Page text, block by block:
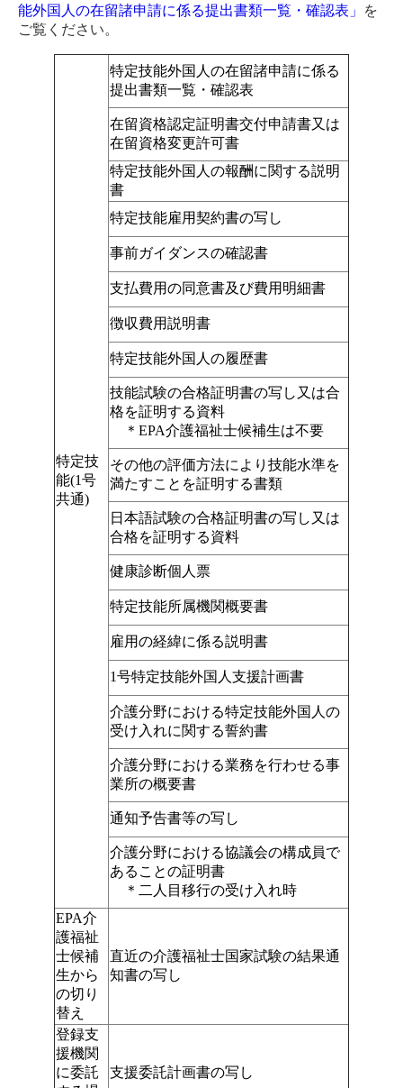
能外国人の在留諸申請に係る提出書類一覧・確認表」
を
ご覧ください。
特定技
能(1号
共通)
特定技能外国人の在留諸申請に係る
提出書類一覧・確認表
在留資格認定証明書交付申請書又は
在留資格変更許可書
特定技能外国人の報酬に関する説明
書
特定技能雇用契約書の写し
事前ガイダンスの確認書
支払費用の同意書及び費用明細書
徴収費用説明書
特定技能外国人の履歴書
技能試験の合格証明書の写し又は合
格を証明する資料
＊EPA介護福祉士候補生は不要
その他の評価方法により技能水準を
満たすことを証明する書類
日本語試験の合格証明書の写し又は
合格を証明する資料
健康診断個人票
特定技能所属機関概要書
雇用の経緯に係る説明書
1号特定技能外国人支援計画書
介護分野における特定技能外国人の
受け入れに関する誓約書
介護分野における業務を行わせる事
業所の概要書
通知予告書等の写し
介護分野における協議会の構成員で
あることの証明書
＊二人目移行の受け入れ時
EPA介
護福祉
士候補
生から
の切り
替え
直近の介護福祉士国家試験の結果通
知書の写し
登録支
援機関
に委託
支援委託計画書の写し